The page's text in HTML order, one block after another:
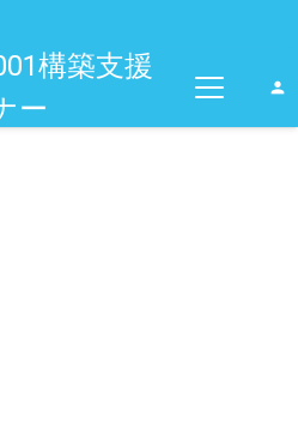
構築支援
ー
person